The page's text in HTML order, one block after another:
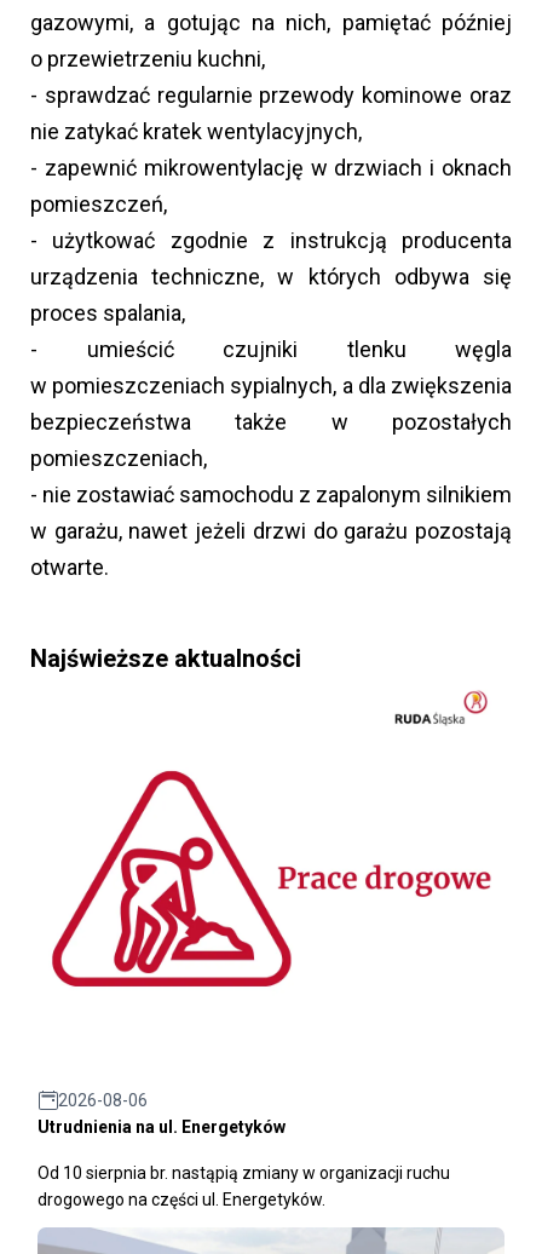
gazowymi, a gotując na nich, pamiętać później
o przewietrzeniu kuchni,
- sprawdzać regularnie przewody kominowe oraz
nie zatykać kratek wentylacyjnych,
- zapewnić mikrowentylację w drzwiach i oknach
pomieszczeń,
- użytkować zgodnie z instrukcją producenta
urządzenia techniczne, w których odbywa się
proces spalania,
- umieścić czujniki tlenku węgla
w pomieszczeniach sypialnych, a dla zwiększenia
bezpieczeństwa także w pozostałych
pomieszczeniach,
- nie zostawiać samochodu z zapalonym silnikiem
w garażu, nawet jeżeli drzwi do garażu pozostają
otwarte.
Najświeższe aktualności
2026-08-06
Utrudnienia na ul. Energetyków
Od 10 sierpnia br. nastąpią zmiany w organizacji ruchu
drogowego na części ul. Energetyków.